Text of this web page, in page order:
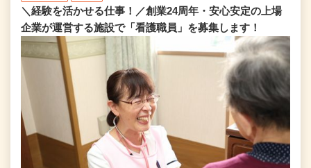
＼経験を活かせる仕事！／創業24周年・安心安定の上場
企業が運営する施設で「看護職員」を募集します！